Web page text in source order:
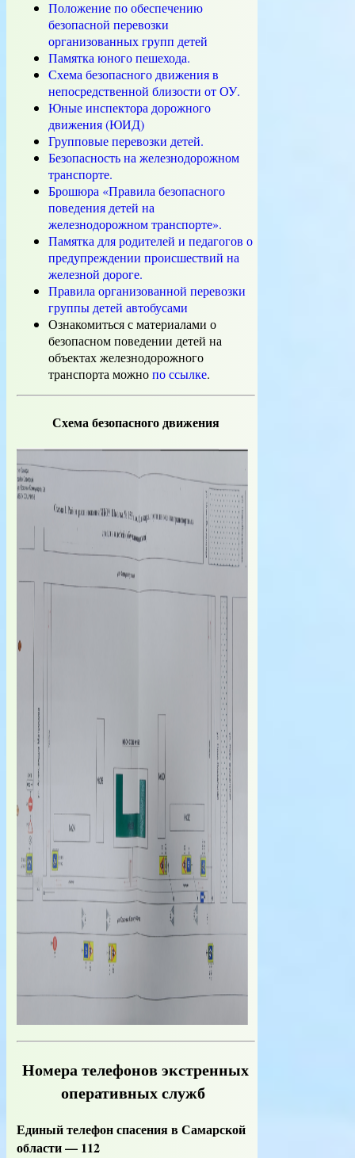
Положение по обеспечению
безопасной перевозки
организованных групп детей
Памятка юного пешехода.
Схема безопасного движения в
непосредственной близости от ОУ.
Юные инспектора дорожного
движения (ЮИД)
Групповые перевозки детей.
Безопасность на железнодорожном
транспорте.
Брошюра «Правила безопасного
поведения детей на
железнодорожном транспорте».
Памятка для родителей и педагогов о
предупреждении происшествий на
железной дороге.
Правила организованной перевозки
группы детей автобусами
Ознакомиться с материалами о
безопасном поведении детей на
объектах железнодорожного
транспорта можнопо ссылке.
Схема безопасного движения
Номера телефонов экстренных
оперативных служб
Единый телефон спасения в Самарской
области — 112